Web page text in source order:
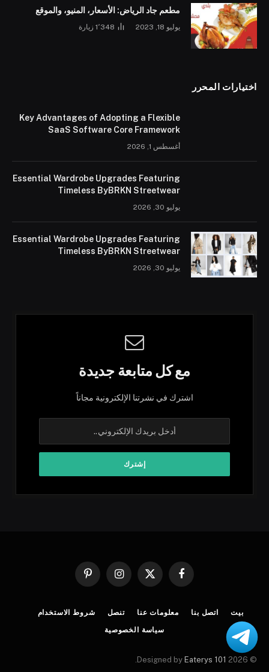
مطعم جاد الرياض: الأسعار، المنيو، والموقع
يوليو 18, 2023 1٬348 زيارة
اختيارات المحرر
Key Advantages of Adopting a Flexible
SaaS Software Core Framework
أغسطس 1, 2026
Essential Wardrobe Upgrades Featuring
Timeless ByBRKN Streetwear
يوليو 30, 2026
Essential Wardrobe Upgrades Featuring
Timeless ByBRKN Streetwear
يوليو 30, 2026
مع كل متابعة جديدة
اشترك في نشرتنا الإلكترونية مجاناً
فيسبوك
X
الانستغرامبينتيريست
بيت اتصل بنا معلومات عنا تنصل شروط الاستخدام
سياسة الخصوصية
© 2026 Designed by
Eaterys 101
.